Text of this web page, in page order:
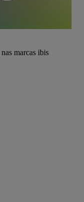
nas marcas ibis